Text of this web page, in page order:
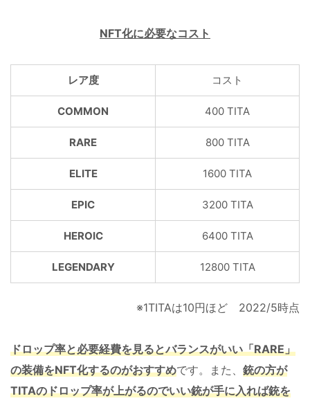
NFT化に必要なコスト
レア度 コスト
COMMON 400 TITA
RARE 800 TITA
ELITE 1600 TITA
EPIC 3200 TITA
HEROIC 6400 TITA
LEGENDARY 12800 TITA
※1TITAは10円ほど 2022/5時点
ドロップ率と必要経費を見るとバランスがいい「RARE」
の装備をNFT化するのがおすすめです。また、 銃の方が
TITAのドロップ率が上がるのでいい銃が手に入れば銃を